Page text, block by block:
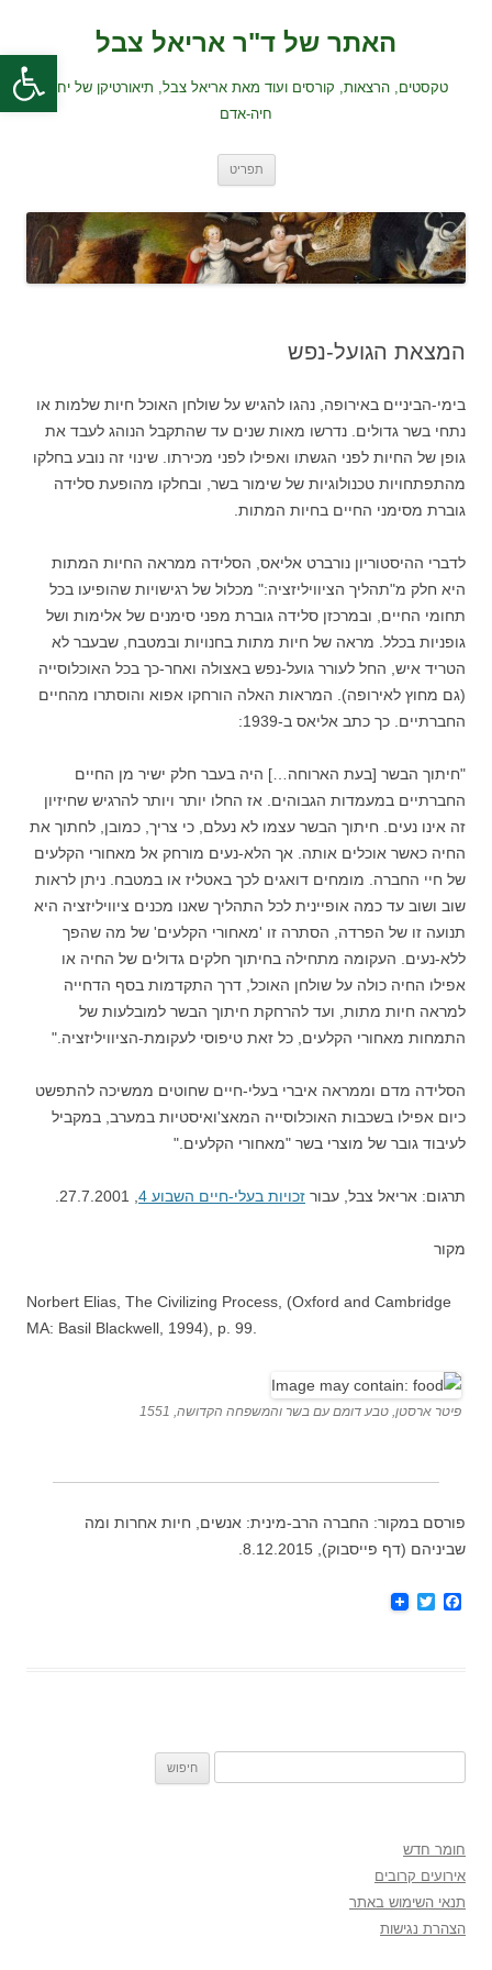
פתח
האתר של ד"ר אריאל צבל
טקסטים, הרצאות, קורסים ועוד מאת אריאל צבל, תיאורטיקן של יחסי
חיה-אדם
תפריט
המצאת הגועל-נפש
בימי-הביניים באירופה, נהגו להגיש על שולחן האוכל חיות שלמות או
נתחי בשר גדולים. נדרשו מאות שנים עד שהתקבל הנוהג לעבד את
גופן של החיות לפני הגשתו ואפילו לפני מכירתו. שינוי זה נובע בחלקו
מהתפתחויות טכנולוגיות של שימור בשר, ובחלקו מהופעת סלידה
גוברת מסימני החיים בחיות המתות.
לדברי ההיסטוריון נורברט אליאס, הסלידה ממראה החיות המתות
היא חלק מ"תהליך הציוויליזציה:" מכלול של רגישויות שהופיעו בכל
תחומי החיים, ובמרכזן סלידה גוברת מפני סימנים של אלימות ושל
גופניות בכלל. מראה של חיות מתות בחנויות ובמטבח, שבעבר לא
הטריד איש, החל לעורר גועל-נפש באצולה ואחר-כך בכל האוכלוסייה
(גם מחוץ לאירופה). המראות האלה הורחקו אפוא והוסתרו מהחיים
החברתיים. כך כתב אליאס ב-1939:
"חיתוך הבשר [בעת הארוחה…] היה בעבר חלק ישיר מן החיים
החברתיים במעמדות הגבוהים. אז החלו יותר ויותר להרגיש שחיזיון
זה אינו נעים. חיתוך הבשר עצמו לא נעלם, כי צריך, כמובן, לחתוך את
החיה כאשר אוכלים אותה. אך הלא-נעים מורחק אל מאחורי הקלעים
של חיי החברה. מומחים דואגים לכך באטליז או במטבח. ניתן לראות
שוב ושוב עד כמה אופיינית לכל התהליך שאנו מכנים ציוויליזציה היא
תנועה זו של הפרדה, הסתרה זו 'מאחורי הקלעים' של מה שהפך
ללא-נעים. העקומה מתחילה בחיתוך חלקים גדולים של החיה או
אפילו החיה כולה על שולחן האוכל, דרך התקדמות בסף הדחייה
למראה חיות מתות, ועד להרחקת חיתוך הבשר למובלעות של
התמחות מאחורי הקלעים, כל זאת טיפוסי לעקומת-הציוויליזציה."
הסלידה מדם וממראה איברי בעלי-חיים שחוטים ממשיכה להתפשט
כיום אפילו בשכבות האוכלוסייה המאצ'ואיסטיות במערב, במקביל
לעיבוד גובר של מוצרי בשר "מאחורי הקלעים."
תרגום: אריאל צבל, עבור זכויות בעלי-חיים השבוע 4 , 27.7.2001.
מקור
Norbert Elias, The Civilizing Process, (Oxford and Cambridge
MA: Basil Blackwell, 1994), p. 99.
פיטר ארסטן, טבע דומם עם בשר והמשפחה הקדושה, 1551
פורסם במקור: החברה הרב-מינית: אנשים, חיות אחרות ומה
שביניהם (דף פייסבוק), 8.12.2015.
F
T
חומר חדש
אירועים קרובים
תנאי השימוש באתר
הצהרת נגישות